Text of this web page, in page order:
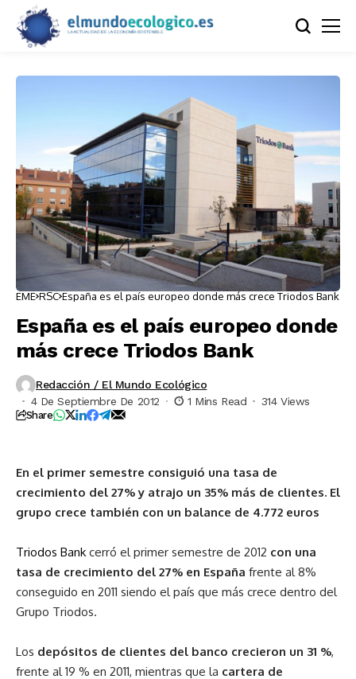
EME RSC España es el país europeo donde más crece Triodos Bank
España es el país europeo donde
más crece Triodos Bank
Redacción / El Mundo Ecológico
4 De Septiembre De 2012
1 Mins Read 314 Views
Share
En el primer semestre consiguió una tasa de
crecimiento del 27% y atrajo un 35% más de clientes. El
grupo crece también con un balance de 4.772 euros
Triodos Bankcerró el primer semestre de 2012 con una
tasa de crecimiento del 27% en España frente al 8%
conseguido en 2011 siendo el país que más crece dentro del
Grupo Triodos.
Los depósitos de clientes del banco crecieron un 31 %,
frente al 19 % en 2011, mientras que la cartera de